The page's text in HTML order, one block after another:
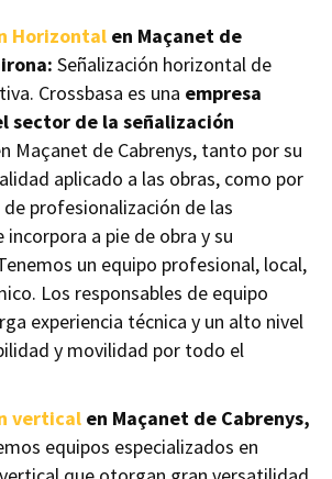
Horizontal en Maçanet de
Señalización horizontal de
Crossbasa es una empresa
sector de la señalización
Maçanet de Cabrenys, tanto por su
aplicado a las obras, como por
profesionalización de las
incorpora a pie de obra y su
un equipo profesional, local,
Los responsables de equipo
experiencia técnica y un alto nivel
y movilidad por todo el
vertical en Maçanet de Cabrenys,
equipos especializados en